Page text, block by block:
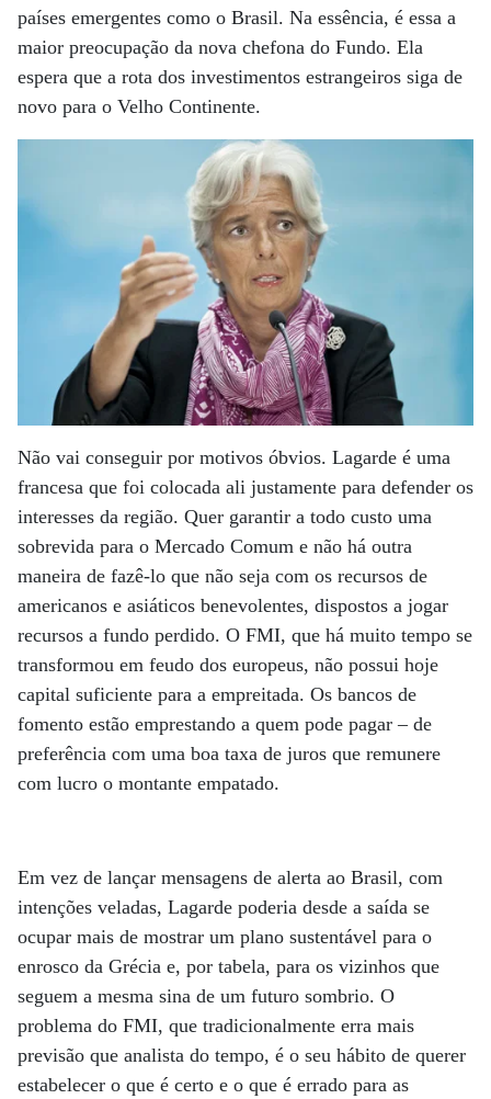
países emergentes como o Brasil. Na essência, é essa a
maior preocupação da nova chefona do Fundo. Ela
espera que a rota dos investimentos estrangeiros siga de
novo para o Velho Continente.
Não vai conseguir por motivos óbvios. Lagarde é uma
francesa que foi colocada ali justamente para defender os
interesses da região. Quer garantir a todo custo uma
sobrevida para o Mercado Comum e não há outra
maneira de fazê-lo que não seja com os recursos de
americanos e asiáticos benevolentes, dispostos a jogar
recursos a fundo perdido. O FMI, que há muito tempo se
transformou em feudo dos europeus, não possui hoje
capital suficiente para a empreitada. Os bancos de
fomento estão emprestando a quem pode pagar – de
preferência com uma boa taxa de juros que remunere
com lucro o montante empatado.
Em vez de lançar mensagens de alerta ao Brasil, com
intenções veladas, Lagarde poderia desde a saída se
ocupar mais de mostrar um plano sustentável para o
enrosco da Grécia e, por tabela, para os vizinhos que
seguem a mesma sina de um futuro sombrio. O
problema do FMI, que tradicionalmente erra mais
previsão que analista do tempo, é o seu hábito de querer
estabelecer o que é certo e o que é errado para as